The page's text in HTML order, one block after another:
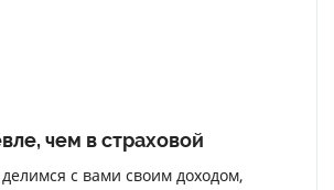
чем в страховой
с вами своим доходом,